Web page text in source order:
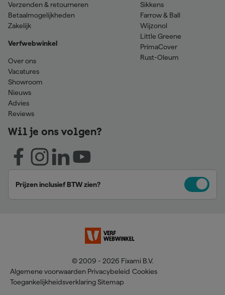
Verzenden & retourneren
Betaalmogelijkheden
Zakelijk
Verfwebwinkel
Over ons
Vacatures
Showroom
Nieuws
Advies
Reviews
Sikkens
Farrow & Ball
Wijzonol
Little Greene
PrimaCover
Rust-Oleum
Wil je ons volgen?
Prijzen inclusief BTW zien?
© 2009 - 2026 Fixami B.V.
Algemene voorwaarden Privacybeleid Cookies
Toegankelijkheidsverklaring Sitemap